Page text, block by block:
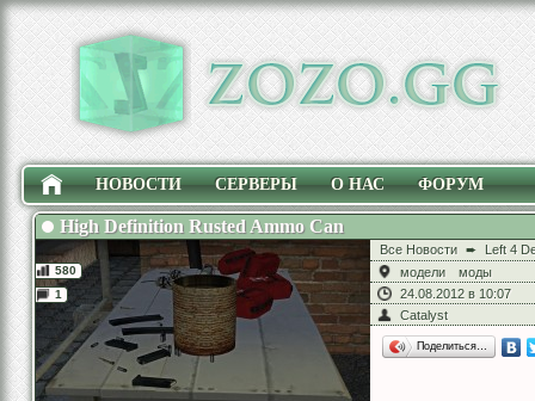
НОВОСТИ СЕРВЕРЫ О НАС ФОРУМ
High Definition Rusted Ammo Can
Все Новости ➨
Left 4
модели
моды
24.08.2012 в 10:07
Catalyst
Поделиться…
580
1